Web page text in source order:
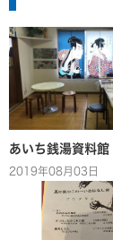
あいち銭湯資料館
2019年08月03日